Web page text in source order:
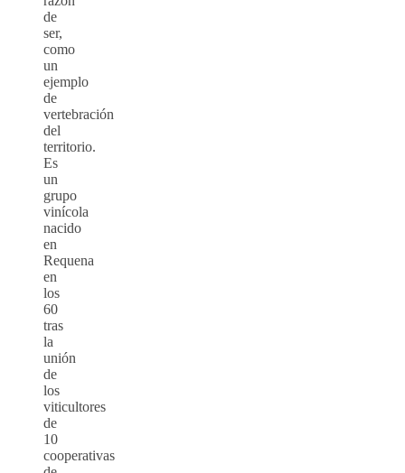
de
ser,
como
un
ejemplo
de
vertebración
del
territorio.
Es
un
grupo
vinícola
nacido
en
Requena
en
los
60
tras
la
unión
de
los
viticultores
de
10
cooperativas